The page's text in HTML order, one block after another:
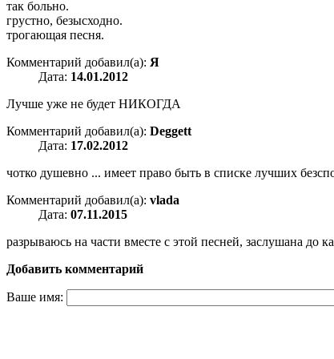
так больно.
грустно, безысходно.
трогающая песня.
Комментарий добавил(а): Я
Дата: 14.01.2012
Лучше уже не будет НИКОГДА
Комментарий добавил(а): Deggett
Дата: 17.02.2012
чотко душевно ... имеет право быть в списке лучших
Комментарий добавил(а): vlada
Дата: 07.11.2015
разрываюсь на части вместе с этой песней, заслушана до
Добавить комментарий
Ваше имя: